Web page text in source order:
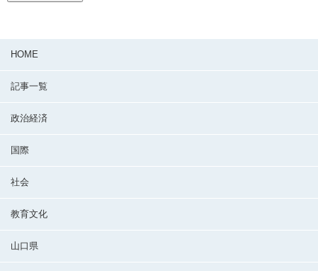
HOME
記事一覧
政治経済
国際
社会
教育文化
山口県